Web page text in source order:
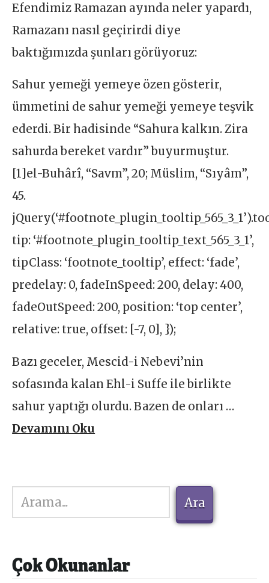
Efendimiz Ramazan ayında neler yapardı,
Ramazanı nasıl geçirirdi diye
baktığımızda şunları görüyoruz:
Sahur yemeği yemeye özen gösterir,
ümmetini de sahur yemeği yemeye teşvik
ederdi. Bir hadisinde “Sahura kalkın. Zira
sahurda bereket vardır” buyurmuştur.
[1]el-Buhârî, “Savm”, 20; Müslim, “Sıyâm”,
45.
tip: ‘#footnote_plugin_tooltip_text_565_3_1’,
tipClass: ‘footnote_tooltip’, effect: ‘fade’,
predelay: 0, fadeInSpeed: 200, delay: 400,
fadeOutSpeed: 200, position: ‘top center’,
relative: true, offset: [-7, 0], });
Bazı geceler, Mescid-i Nebevi’nin
sofasında kalan Ehl-i Suffe ile birlikte
sahur yaptığı olurdu. Bazen de onları …
Devamını Oku
Ara
Ara
Çok Okunanlar